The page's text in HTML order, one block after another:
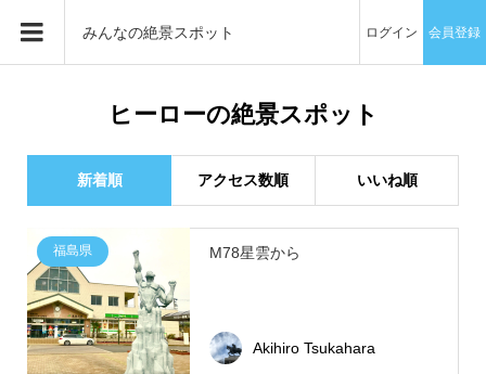
みんなの絶景スポット ログイン 会員登録
ヒーローの絶景スポット
新着順 アクセス数順 いいね順
福島県 M78星雲から
Akihiro Tsukahara